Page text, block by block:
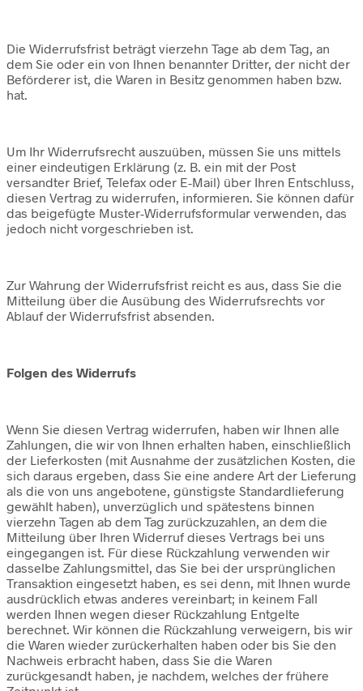
Die Widerrufsfrist beträgt vierzehn Tage ab dem Tag, an
dem Sie oder ein von Ihnen benannter Dritter, der nicht der
Beförderer ist, die Waren in Besitz genommen haben bzw.
hat.
Um Ihr Widerrufsrecht auszuüben, müssen Sie uns mittels
einer eindeutigen Erklärung (z. B. ein mit der Post
versandter Brief, Telefax oder E-Mail) über Ihren Entschluss,
diesen Vertrag zu widerrufen, informieren. Sie können dafür
das beigefügte Muster-Widerrufsformular verwenden, das
jedoch nicht vorgeschrieben ist.
Zur Wahrung der Widerrufsfrist reicht es aus, dass Sie die
Mitteilung über die Ausübung des Widerrufsrechts vor
Ablauf der Widerrufsfrist absenden.
Folgen des Widerrufs
Wenn Sie diesen Vertrag widerrufen, haben wir Ihnen alle
Zahlungen, die wir von Ihnen erhalten haben, einschließlich
der Lieferkosten (mit Ausnahme der zusätzlichen Kosten, die
sich daraus ergeben, dass Sie eine andere Art der Lieferung
als die von uns angebotene, günstigste Standardlieferung
gewählt haben), unverzüglich und spätestens binnen
vierzehn Tagen ab dem Tag zurückzuzahlen, an dem die
Mitteilung über Ihren Widerruf dieses Vertrags bei uns
eingegangen ist. Für diese Rückzahlung verwenden wir
dasselbe Zahlungsmittel, das Sie bei der ursprünglichen
Transaktion eingesetzt haben, es sei denn, mit Ihnen wurde
ausdrücklich etwas anderes vereinbart; in keinem Fall
werden Ihnen wegen dieser Rückzahlung Entgelte
berechnet. Wir können die Rückzahlung verweigern, bis wir
die Waren wieder zurückerhalten haben oder bis Sie den
Nachweis erbracht haben, dass Sie die Waren
zurückgesandt haben, je nachdem, welches der frühere